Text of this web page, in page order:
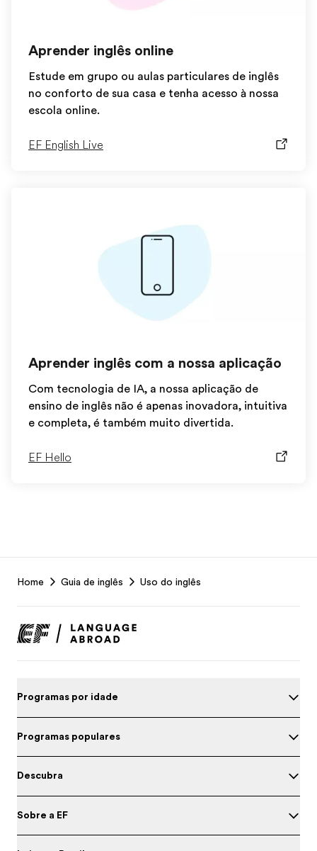
Aprender inglês online
Estude em grupo ou aulas particulares de inglês
no conforto de sua casa e tenha acesso à nossa
escola online.
EF English Live
Aprender inglês com a nossa aplicação
Com tecnologia de IA, a nossa aplicação de
ensino de inglês não é apenas inovadora, intuitiva
e completa, é também muito divertida.
EF Hello
Footer
Home Guia de inglês Uso do inglês
Programas por idade
Programas populares
Descubra
Sobre a EF